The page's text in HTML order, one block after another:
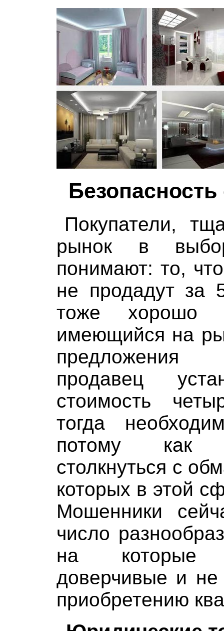
Покупатели,
рынок в
понимают: то,
не продадут за
тоже хорошо
имеющийся на
предложения
продавец
стоимость
тогда
потому как
столкнуться с
которых в этой
Мошенники
число
на которые
доверчивые и не
приобретению